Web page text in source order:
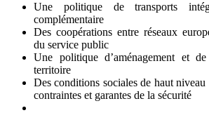
Une politique de transports
complémentaire
Des coopérations entre réseaux
du service public
Une politique d’aménagement et
territoire
Des conditions sociales de haut
contraintes et garantes de la sécurité